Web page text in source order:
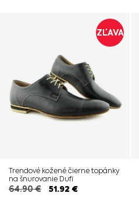
ZĽAVA
Trendové kožené čierne topánky
na šnurovanie Dufi
64.90€ 51.92 €